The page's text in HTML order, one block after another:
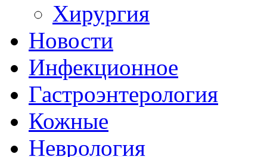
Хирургия
Новости
Инфекционное
Гастроэнтерология
Кожные
Неврология